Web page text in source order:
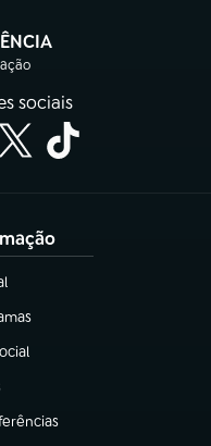
em nova aba)
sociais
aba)
aba)